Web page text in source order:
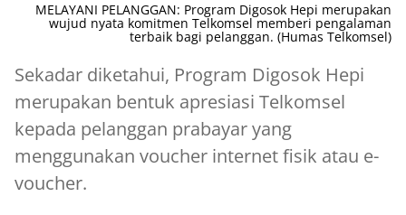
MELAYANI PELANGGAN: Program Digosok Hepi merupakan
wujud nyata komitmen Telkomsel memberi pengalaman
terbaik bagi pelanggan. (Humas Telkomsel)
Sekadar diketahui, Program Digosok Hepi
merupakan bentuk apresiasi Telkomsel
kepada pelanggan prabayar yang
menggunakan voucher internet fisik atau e-
voucher.